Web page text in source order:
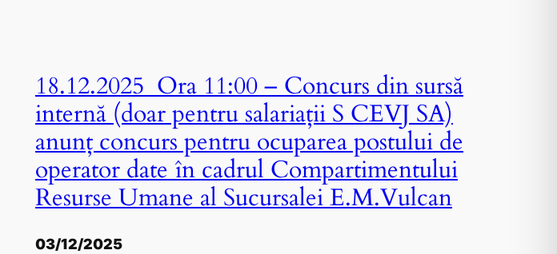
18.12.2025 Ora 11:00 – Concurs din sursă
internă (doar pentru salariații S CEVJ SA)
anunț concurs pentru ocuparea postului de
operator date în cadrul Compartimentului
Resurse Umane al Sucursalei E.M.Vulcan
03/12/2025